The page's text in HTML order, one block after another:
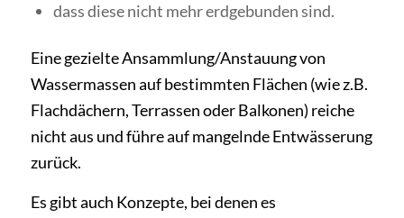
dass diese nicht mehr erdgebunden sind.
Eine gezielte Ansammlung/Anstauung von
Wassermassen auf bestimmten Flächen (wie z.B.
Flachdächern, Terrassen oder Balkonen) reiche
nicht aus und führe auf mangelnde Entwässerung
zurück.
Es gibt auch Konzepte, bei denen es